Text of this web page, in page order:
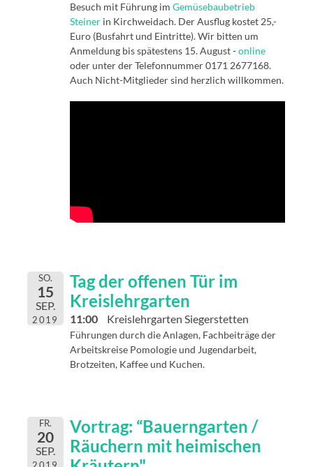
Besuch mit Führung imGemüsebaubetrieb
Steiner in Kirchweidach. Der Ausflug kostet 25,-
Euro (Busfahrt und Eintritte). Wir bitten um
Anmeldung bis spätestens 15. August -online
oder unter der Telefonnummer 0171 2677168.
Auch Nicht-Mitglieder sind herzlich willkommen.
SO.
15
SEP.
2019
Tag der offenen Tür im
Kreislehrgarten
11:00 Kreislehrgarten Siegerstetten
Führungen durch die Anlagen, Fachbeiträge der
Arbeitskreise Pomologie und Jugendarbeit,
Brotzeiten, Kaffee und Kuchen.
FR.
20
SEP.
2019
Vortrag: “Bauerngarten /
Räuchern mit heimischen